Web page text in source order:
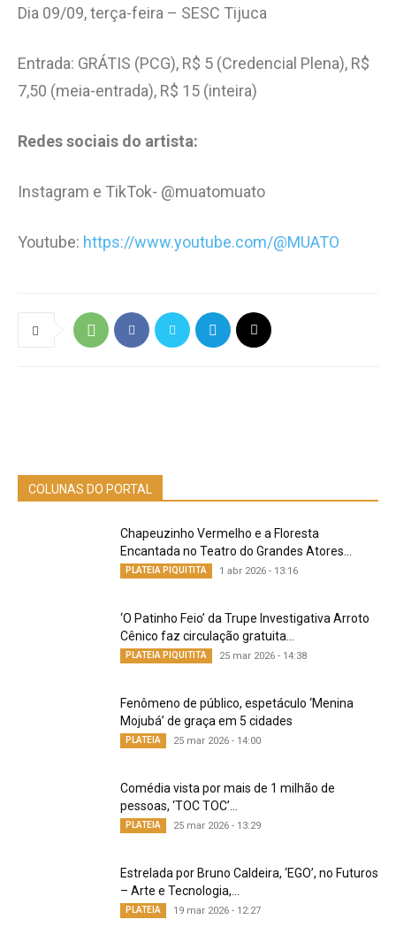
Dia 09/09, terça-feira – SESC Tijuca
Entrada: GRÁTIS (PCG), R$ 5 (Credencial Plena), R$
7,50 (meia-entrada), R$ 15 (inteira)
Redes sociais do artista:
Instagram e TikTok- @muatomuato
Youtube: https://www.youtube.com/@MUATO
COLUNAS DO PORTAL
Chapeuzinho Vermelho e a Floresta
Encantada no Teatro do Grandes Atores...
PLATEIA PIQUITITA 1 abr 2026 - 13:16
‘O Patinho Feio’ da Trupe Investigativa Arroto
Cênico faz circulação gratuita...
PLATEIA PIQUITITA 25 mar 2026 - 14:38
Fenômeno de público, espetáculo ‘Menina
Mojubá’ de graça em 5 cidades
PLATEIA 25 mar 2026 - 14:00
Comédia vista por mais de 1 milhão de
pessoas, ‘TOC TOC’...
PLATEIA 25 mar 2026 - 13:29
Estrelada por Bruno Caldeira, ‘EGO’, no Futuros
– Arte e Tecnologia,...
PLATEIA 19 mar 2026 - 12:27